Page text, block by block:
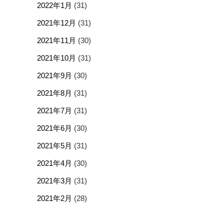
2022年1月 (31)
2021年12月 (31)
2021年11月 (30)
2021年10月 (31)
2021年9月 (30)
2021年8月 (31)
2021年7月 (31)
2021年6月 (30)
2021年5月 (31)
2021年4月 (30)
2021年3月 (31)
2021年2月 (28)